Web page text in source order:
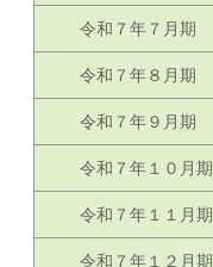
令和７年７月期
令和７年８月期
令和７年９月期
令和７年１０月期
令和７年１１月期
令和７年１２月期